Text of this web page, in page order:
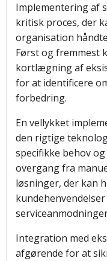
Implementering af
kritisk proces, der
organisation
Først og fremmest
kortlægning af
for at identificere
forbedring.
En vellykket
den rigtige
specifikke behov
overgang fra
løsninger, der kan
Integration med
afgørende for at